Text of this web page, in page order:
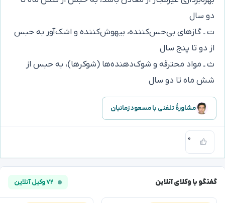
دو سال
ت ـ گازهای بی‌حس‌کننده، بیهوش‌کننده و اشک‌آور به حبس
از دو تا پنج سال
ث ـ مواد محترقه و شوک‌دهنده‌ها (شوکرها)، به حبس از
شش ماه تا دو سال
مشاورهٔ تلفنی با مسعود زمانیان
۰
گفتگو با وکلای آنلاین ۷۲ وکیل آنلاین